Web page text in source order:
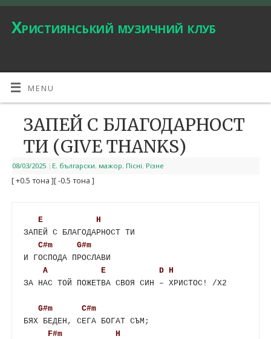
Християнський музичний клуб
MENU
ЗАПЕЙ С БЛАГОДАРНОСТ
ТИ (GIVE THANKS)
08/03/2025 | E, български, мажор, Пісні, Різне
[ +0.5 тона ][ -0.5 тона ]
E
H
ЗАПЕЙ С БЛАГОДАРНОСТ ТИ
C#m
G#m
И ГОСПОДА ПРОСЛАВИ
A
E D H
ЗА НАС ТОЙ ПОЖЕТВА СВОЯ СИН – ХРИСТОС! /Х2
G#m
C#m
БЯХ БЕДЕН, СЕГА БОГАТ СЪМ;
F#m
H